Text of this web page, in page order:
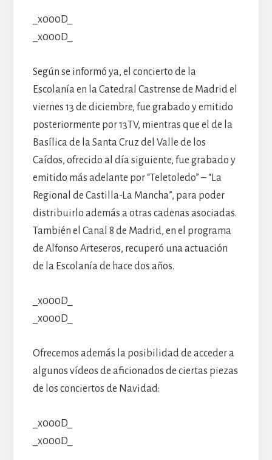
_x000D_
_x000D_
Según se informó ya, el concierto de la
Escolanía en la Catedral Castrense de Madrid el
viernes 13 de diciembre, fue grabado y emitido
posteriormente por 13TV, mientras que el de la
Basílica de la Santa Cruz del Valle de los
Caídos, ofrecido al día siguiente, fue grabado y
emitido más adelante por “Teletoledo” – “La
Regional de Castilla-La Mancha”, para poder
distribuirlo además a otras cadenas asociadas.
También el Canal 8 de Madrid, en el programa
de Alfonso Arteseros, recuperó una actuación
de la Escolanía de hace dos años.
_x000D_
_x000D_
Ofrecemos además la posibilidad de acceder a
algunos vídeos de aficionados de ciertas piezas
de los conciertos de Navidad:
_x000D_
_x000D_